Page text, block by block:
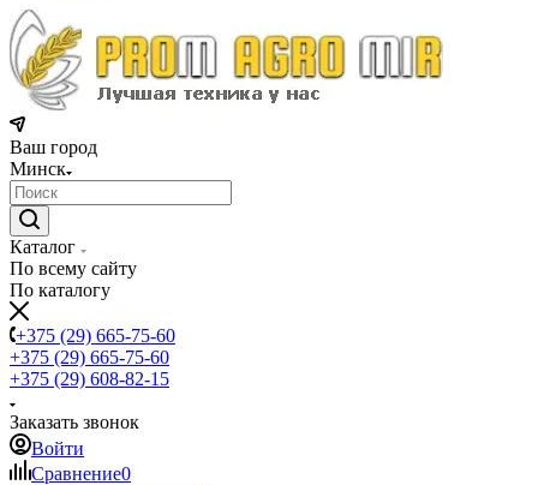
Ваш город
Минск
Каталог
По всему сайту
По каталогу
+375 (29) 665-75-60
+375 (29) 665-75-60
+375 (29) 608-82-15
Заказать звонок
Войти
Сравнение0